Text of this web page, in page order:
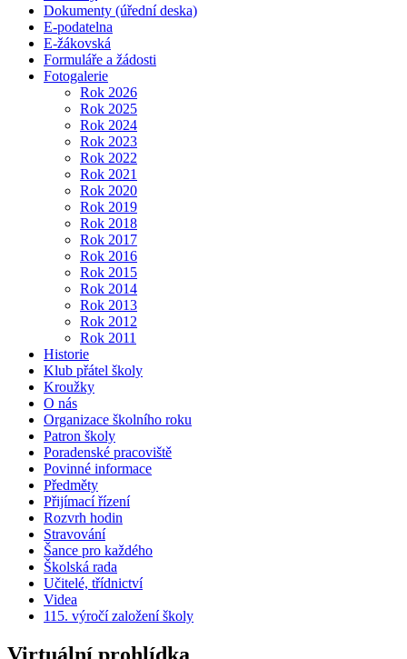
Dokumenty (úřední deska)
E-podatelna
E-žákovská
Formuláře a žádosti
Fotogalerie
Rok 2026
Rok 2025
Rok 2024
Rok 2023
Rok 2022
Rok 2021
Rok 2020
Rok 2019
Rok 2018
Rok 2017
Rok 2016
Rok 2015
Rok 2014
Rok 2013
Rok 2012
Rok 2011
Historie
Klub přátel školy
Kroužky
O nás
Organizace školního roku
Patron školy
Poradenské pracoviště
Povinné informace
Předměty
Přijímací řízení
Rozvrh hodin
Stravování
Šance pro každého
Školská rada
Učitelé, třídnictví
Videa
115. výročí založení školy